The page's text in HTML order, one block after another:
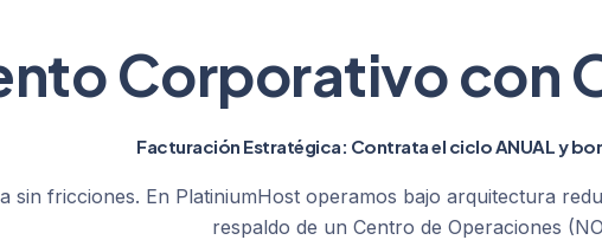
Corporativo con
Facturación Estratégica: Contrata el ciclo ANUAL y
sin fricciones. En PlatiniumHost operamos bajo arquitectura
respaldo de un Centro de Operaciones